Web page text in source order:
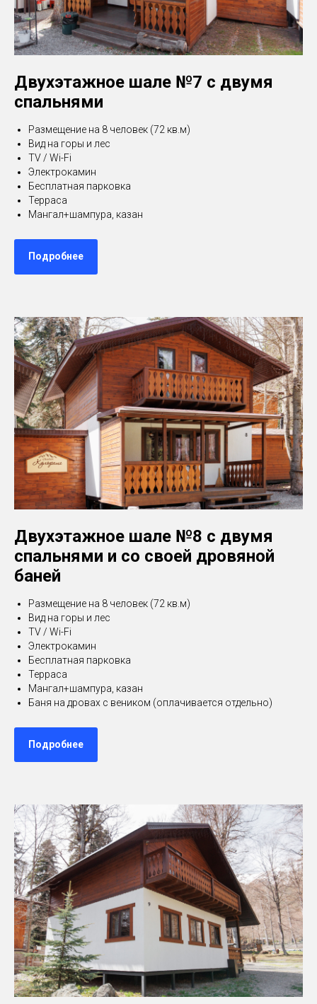
Двухэтажное шале №7 с двумя
спальнями
Размещение на 8 человек (72 кв.м)
Вид на горы и лес
TV / Wi-Fi
Электрокамин
Бесплатная парковка
Терраса
Мангал+шампура, казан
Подробнее
Двухэтажное шале №8 с двумя
спальнями и со своей дровяной
баней
Размещение на 8 человек (72 кв.м)
Вид на горы и лес
TV / Wi-Fi
Электрокамин
Бесплатная парковка
Терраса
Мангал+шампура, казан
Баня на дровах с веником (оплачивается отдельно)
Подробнее